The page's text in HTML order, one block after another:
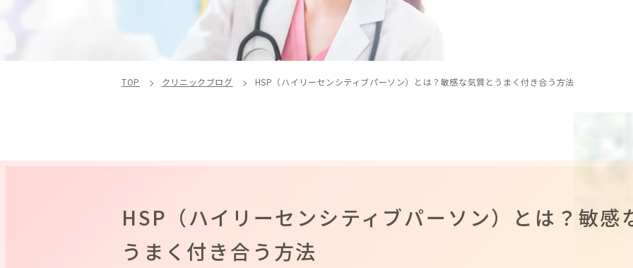
TOP クリニックブログ HSP（ハイリーセンシティブパーソン）とは？敏感な気質とうまく付き合う方法
HSP（ハイリーセンシティブパーソン）とは？敏感
うまく付き合う方法